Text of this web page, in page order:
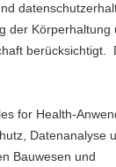
der Körperhaltung
berücksichtigt.
for Health-
Datenanalyse
Bauwesen und